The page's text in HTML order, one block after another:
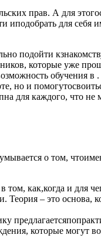
прав. А для
иподобрать для себя
подойти
которые уже
обучения
но и
для каждого, что
о том,
том, как,когда и для
– это основа,
которые могут